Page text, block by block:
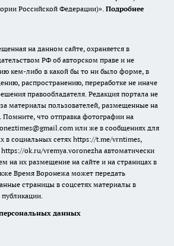
Российской Федерации)». Подробнее
на данном сайте, охраняется в
РФ об авторском праве и не
кем-либо в какой бы то ни было форме, в
распространению, переработке не иначе
правообладателя. Редакция портала не
за материалы пользователей, размещенные на
Помните, что отправка фотографии на
или же в сообщениях для
в социальных сетях https://t.me/vrntimes,
https://ok.ru/vremya.voronezha автоматически
на их размещение на сайте и на страницах в
Время Воронежа может передать
страницы в соцсетях материалы в
данных